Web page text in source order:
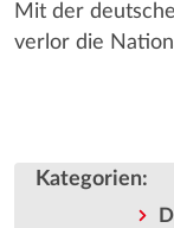
Mit der
verlor die
Kategorien: